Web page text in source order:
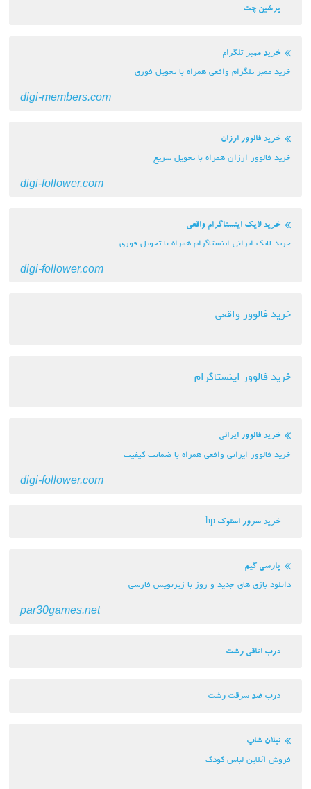
پرشین چت
خرید ممبر تلگرام
خرید ممبر تلگرام واقعی همراه با تحویل فوری
digi-members.com
خرید فالوور ارزان
خرید فالوور ارزان همراه با تحویل سریع
digi-follower.com
خرید لایک اینستاگرام واقعی
خرید لایک ایرانی اینستاگرام همراه با تحویل فوری
digi-follower.com
خرید فالوور واقعی
خرید فالوور اینستاگرام
خرید فالوور ایرانی
خرید فالوور ایرانی وافعی همراه با ضمانت کیفیت
digi-follower.com
خرید سرور استوک hp
پارسی گیم
دانلود بازی های جدید و روز با زیرنویس فارسی
par30games.net
درب اتاقی رشت
درب ضد سرقت رشت
نیلان شاپ
فروش آنلاین لباس کودک